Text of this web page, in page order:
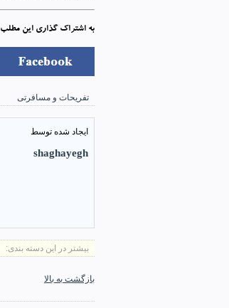
به اشتراک گذاری این
تفریحات و مسافرتی
ایجاد شده توسط
shaghayegh
بیشتر در این دسته بندی:
بازگشت به بالا